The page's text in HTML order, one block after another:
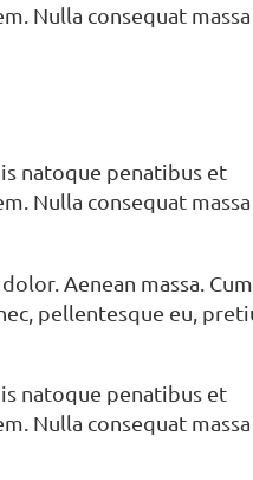
Nulla consequat massa
natoque penatibus et
Nulla consequat massa
Aenean massa. Cum
pellentesque eu,
natoque penatibus et
Nulla consequat massa